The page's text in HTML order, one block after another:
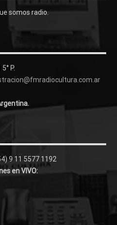
somos radio.
P.
9 11 5577 1192
en VIVO: